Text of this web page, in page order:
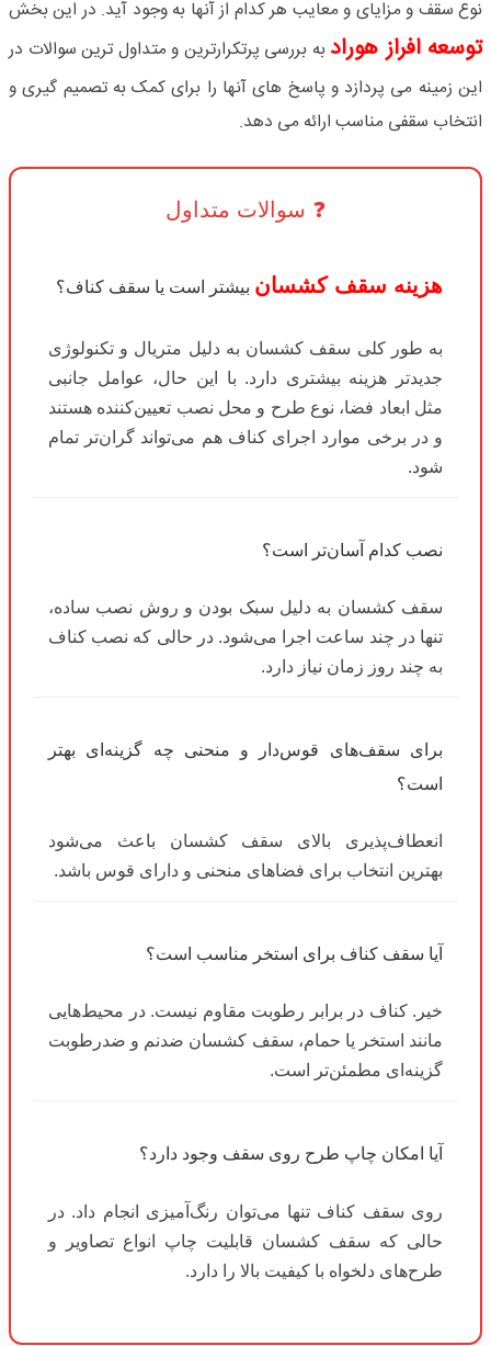
نوع سقف و مزایای و معایب هر کدام از آنها به وجود آید. در این بخش
توسعه افراز هوراد به بررسی پرتکرارترین و متداول‌ ترین سوالات در
این زمینه می‌ پردازد و پاسخ‌ های آنها را برای کمک به تصمیم‌ گیری و
انتخاب سقفی مناسب ارائه می‌ دهد.
❓ سوالات متداول
هزینه سقف کشسان بیشتر است یا سقف کناف؟
به طور کلی سقف کشسان به دلیل متریال و تکنولوژی
جدیدتر هزینه بیشتری دارد. با این حال، عوامل جانبی
مثل ابعاد فضا، نوع طرح و محل نصب تعیین‌کننده هستند
و در برخی موارد اجرای کناف هم می‌تواند گران‌تر تمام
شود.
نصب کدام آسان‌تر است؟
سقف کشسان به دلیل سبک بودن و روش نصب ساده،
تنها در چند ساعت اجرا می‌شود. در حالی که نصب کناف
به چند روز زمان نیاز دارد.
برای سقف‌های قوس‌دار و منحنی چه گزینه‌ای بهتر
است؟
انعطاف‌پذیری بالای سقف کشسان باعث می‌شود
بهترین انتخاب برای فضاهای منحنی و دارای قوس باشد.
آیا سقف کناف برای استخر مناسب است؟
خیر. کناف در برابر رطوبت مقاوم نیست. در محیط‌هایی
مانند استخر یا حمام، سقف کشسان ضد‌نم و ضد‌رطوبت
گزینه‌ای مطمئن‌تر است.
آیا امکان چاپ طرح روی سقف وجود دارد؟
روی سقف کناف تنها می‌توان رنگ‌آمیزی انجام داد. در
حالی که سقف کشسان قابلیت چاپ انواع تصاویر و
طرح‌های دلخواه با کیفیت بالا را دارد.